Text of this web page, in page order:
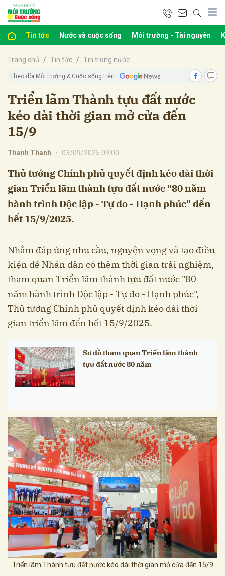
Tin tức Nước và cuộc sống Môi trường - Tài nguyên
Trang chủ Tin tức Tin trong nước
Theo dõi Môi trường & Cuộc sống trên
Triển lãm Thành tựu đất nước
kéo dài thời gian mở cửa đến
15/9
Thanh Thanh • 03/09/2025 09:00
Thủ tướng Chính phủ quyết định kéo dài thời
gian Triển lãm thành tựu đất nước "80 năm
hành trình Độc lập - Tự do - Hạnh phúc" đến
hết 15/9/2025.
Nhằm đáp ứng nhu cầu, nguyện vọng và tạo điều
kiện để Nhân dân có thêm thời gian trải nghiệm,
tham quan Triển lãm thành tựu đất nước "80
năm hành trình Độc lập - Tự do - Hạnh phúc",
Thủ tướng Chính phủ quyết định kéo dài thời
gian triển lãm đến hết 15/9/2025.
Sơ đồ tham quan Triển lãm thành
tựu đất nước 80 năm
Triển lãm Thành tựu đất nước kéo dài thời gian mở cửa đến 15/9